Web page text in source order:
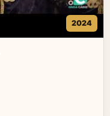
2024